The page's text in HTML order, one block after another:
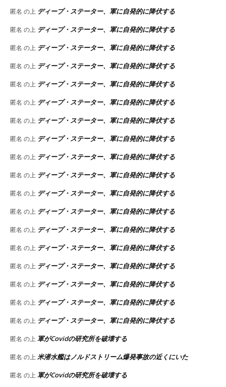
匿名 の上 ディープ・ステーター、軍に自発的に降伏する
匿名 の上 ディープ・ステーター、軍に自発的に降伏する
匿名 の上 ディープ・ステーター、軍に自発的に降伏する
匿名 の上 ディープ・ステーター、軍に自発的に降伏する
匿名 の上 ディープ・ステーター、軍に自発的に降伏する
匿名 の上 ディープ・ステーター、軍に自発的に降伏する
匿名 の上 ディープ・ステーター、軍に自発的に降伏する
匿名 の上 ディープ・ステーター、軍に自発的に降伏する
匿名 の上 ディープ・ステーター、軍に自発的に降伏する
匿名 の上 ディープ・ステーター、軍に自発的に降伏する
匿名 の上 ディープ・ステーター、軍に自発的に降伏する
匿名 の上 ディープ・ステーター、軍に自発的に降伏する
匿名 の上 ディープ・ステーター、軍に自発的に降伏する
匿名 の上 ディープ・ステーター、軍に自発的に降伏する
匿名 の上 ディープ・ステーター、軍に自発的に降伏する
匿名 の上 ディープ・ステーター、軍に自発的に降伏する
匿名 の上 ディープ・ステーター、軍に自発的に降伏する
匿名 の上 ディープ・ステーター、軍に自発的に降伏する
匿名 の上 軍がCovidの研究所を破壊する
匿名 の上 米潜水艦はノルドストリーム爆発事故の近くにいた
匿名 の上 軍がCovidの研究所を破壊する